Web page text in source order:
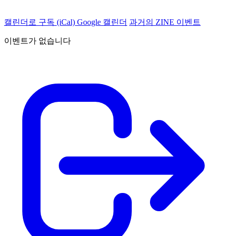
캘린더로 구독 (iCal) Google 캘린더 과거의 ZINE 이벤트
이벤트가 없습니다